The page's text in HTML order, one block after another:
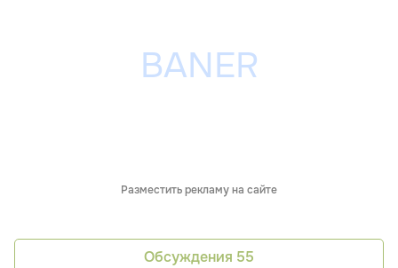
Разместить рекламу на сайте
Обсуждения 55